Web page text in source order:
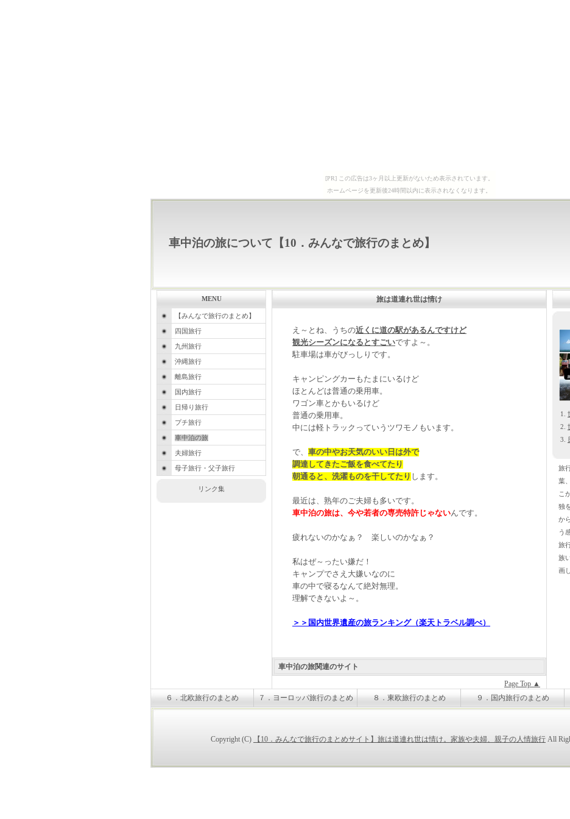
[PR] この広告は3ヶ月以上更新がないため表示されています。
ホームページを更新後24時間以内に表示されなくなります。
車中泊の旅について【10．みんなで旅行のまとめ】
MENU
【みんなで旅行のまとめ】
四国旅行
九州旅行
沖縄旅行
離島旅行
国内旅行
日帰り旅行
プチ旅行
車中泊の旅
夫婦旅行
母子旅行・父子旅行
リンク集
旅は道連れ世は情け
え～とね、うちの近くに道の駅があるんですけど
観光シーズンになるとすごいですよ～。
駐車場は車がびっしりです。
キャンピングカーもたまにいるけど
ほとんどは普通の乗用車。
ワゴン車とかもいるけど
普通の乗用車。
中には軽トラックっていうツワモノもいます。
で、 車の中やお天気のいい日は外で
調達してきたご飯を食べてたり
朝通ると、洗濯ものを干してたり します。
最近は、熟年のご夫婦も多いです。
車中泊の旅は、今や若者の専売特許じゃないんです。
疲れないのかなぁ？ 楽しいのかなぁ？
私はぜ～ったい嫌だ！
キャンプでさえ大嫌いなのに
車の中で寝るなんて絶対無理。
理解できないよ～。
＞＞国内世界遺産の旅ランキング（楽天トラベル調べ）
車中泊の旅関連のサイト
Page Top ▲
旅
葉
こ
独
か
う
旅
族
画
６．北欧旅行のまとめ ７．ヨーロッパ旅行のまとめ ８．東欧旅行のまとめ ９．国内旅行のまとめ
Copyright (C) 【10．みんなで旅行のまとめサイト】旅は道連れ世は情け。家族や夫婦、親子の人情旅行 All